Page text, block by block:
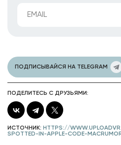
ПОДПИСЫВАЙСЯ НА TELEGRAM
ПОДЕЛИТЕСЬ С ДРУЗЬЯМИ:
ИСТОЧНИК: HTTPS://
SPOTTED-IN-APPLE-CODE-